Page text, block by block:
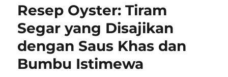
Resep Oyster: Tiram
Segar yang Disajikan
dengan Saus Khas dan
Bumbu Istimewa